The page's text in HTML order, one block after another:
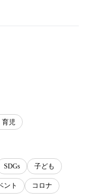
育児
SDGs 子ども
ント コロナ